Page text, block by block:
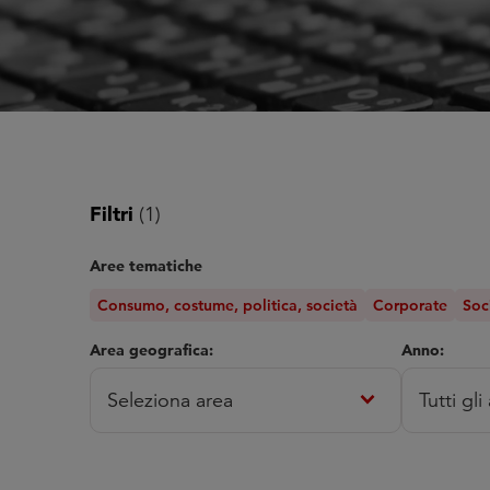
Filtri (1)
Aree tematiche
Consumo, costume, politica, società
Corporate
Area geografica:
Seleziona area expand_more
Anno:
Tutti gli